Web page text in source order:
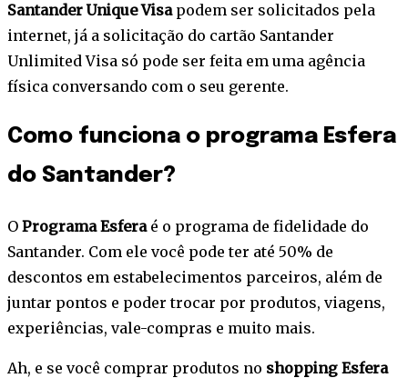
Santander Unique Visapodem ser solicitados pela
internet, já a solicitação do cartão Santander
Unlimited Visa só pode ser feita em uma agência
física conversando com o seu gerente.
Como funciona o programa Esfera
do Santander?
O Programa Esferaé o programa de fidelidade do
Santander. Com ele você pode ter até 50% de
descontos em estabelecimentos parceiros, além de
juntar pontos e poder trocar por produtos, viagens,
experiências, vale-compras e muito mais.
Ah, e se você comprar produtos no shopping Esfera